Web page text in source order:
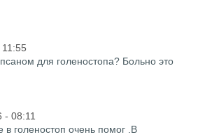
для голеностопа? Больно это
- 08:11
голеностоп очень помог .В